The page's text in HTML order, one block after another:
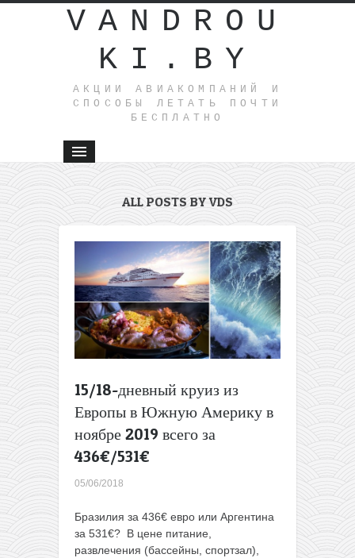
VANDROU
KI.BY
АКЦИИ АВИАКОМПАНИЙ И
СПОСОБЫ ЛЕТАТЬ ПОЧТИ
БЕСПЛАТНО
ALL POSTS BY VDS
15/18-дневный круиз из
Европы в Южную Америку в
ноябре 2019 всего за
436€/531€
05/06/2018
Бразилия за 436€ евро или Аргентина
за 531€? В цене питание,
развлечения (бассейны, спортзал),